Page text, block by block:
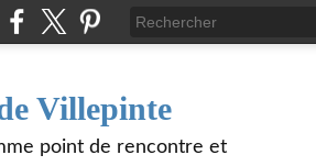
Villepinte
point de rencontre et